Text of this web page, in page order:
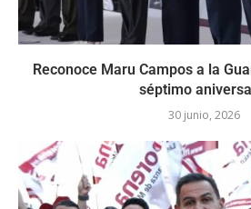
Reconoce Maru Campos a la
séptimo
30 junio, 2026